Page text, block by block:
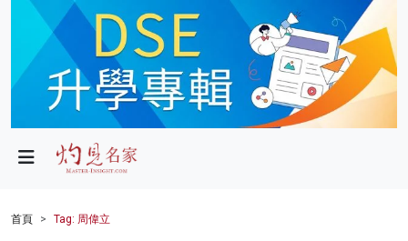
政局
財經
首頁 Tag: 周偉立